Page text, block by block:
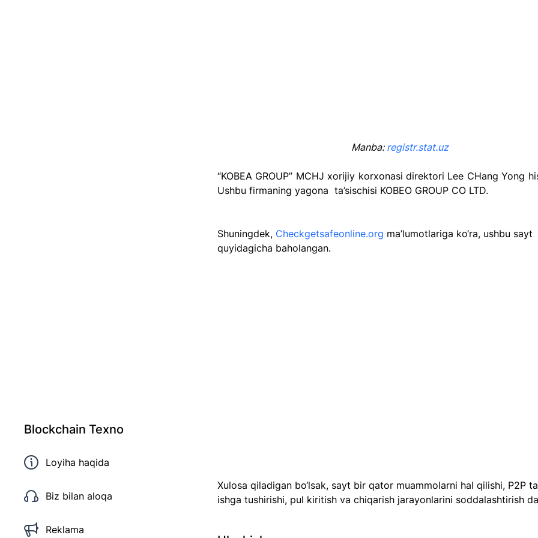
Manba: registr.stat.uz
“KOBEA GROUP” MCHJ xorijiy korxonasi direktori Lee CHang Yong
Ushbu firmaning yagona  ta’sischisi KOBEO GROUP CO LTD.
Shuningdek, Checkgetsafeonline.org ma’lumotlariga ko‘ra, ushbu sayt
quyidagicha baholangan.
Xulosa qiladigan bo‘lsak, sayt bir qator muammolarni hal qilishi, P2P
ishga tushirishi, pul kiritish va chiqarish jarayonlarini soddalashtirish
Blockchain Texno
Loyiha haqida
Biz bilan aloqa
Reklama